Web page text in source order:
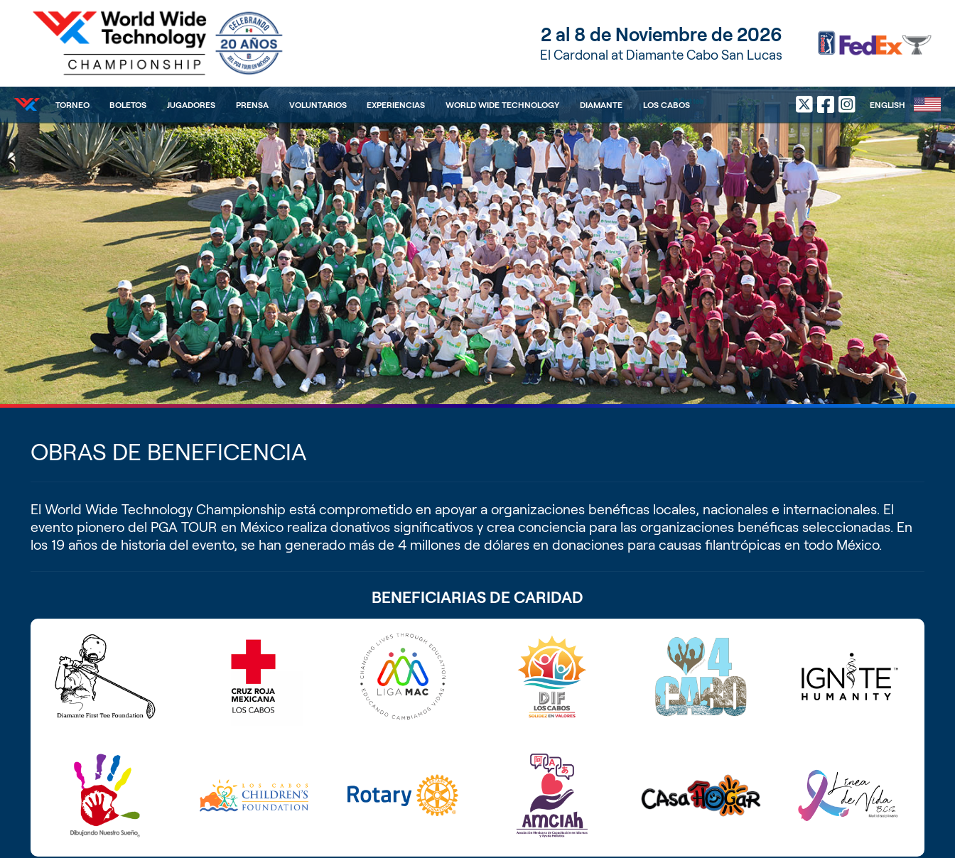
2 al 8 de Noviembre de 2026
El Cardonal at Diamante Cabo San Lucas
TORNEO BOLETOS JUGADORES PRENSA VOLUNTARIOS EXPERIENCIAS WORLD WIDE TECHNOLOGY DIAMANTE LOS CABOS ENGLISH
OBRAS DE BENEFICENCIA
El World Wide Technology Championship está comprometido en apoyar a organizaciones benéficas locales, nacionales e internacionales. El
evento pionero del PGA TOUR en México realiza donativos significativos y crea conciencia para las organizaciones benéficas seleccionadas. En
los 19 años de historia del evento, se han generado más de 4 millones de dólares en donaciones para causas filantrópicas en todo México.
BENEFICIARIAS DE CARIDAD